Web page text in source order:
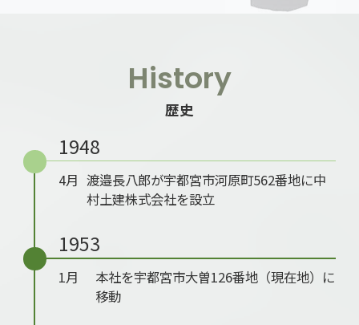
History
歴史
1948
4月 渡邉長八郎が宇都宮市河原町562番地に中
村土建株式会社を設立
1953
1月
本社を宇都宮市大曽126番地（現在地）に
移動